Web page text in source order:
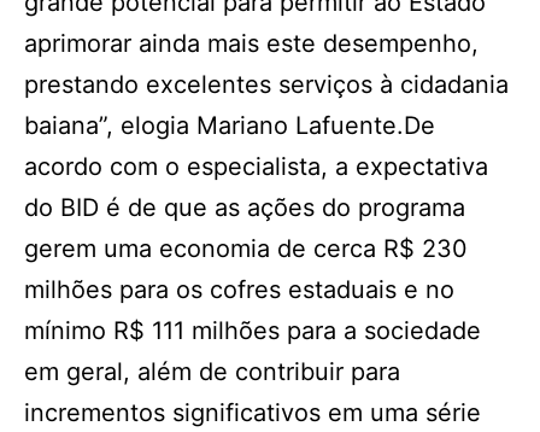
aprimorar ainda mais este desempenho,
prestando excelentes serviços à cidadania
baiana”, elogia Mariano Lafuente.De
acordo com o especialista, a expectativa
do BID é de que as ações do programa
gerem uma economia de cerca R$ 230
milhões para os cofres estaduais e no
mínimo R$ 111 milhões para a sociedade
em geral, além de contribuir para
incrementos significativos em uma série